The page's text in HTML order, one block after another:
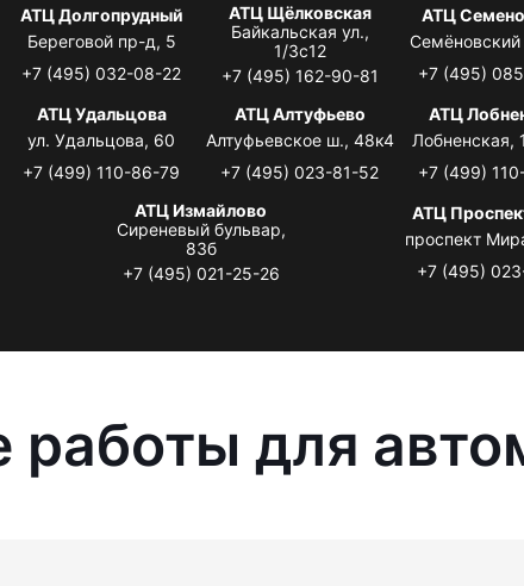
АТЦ Долгопрудный
Береговой пр-д, 5
+7 (495) 032-08-22
АТЦ Щёлковская
Байкальская ул.,
1/3с12
+7 (495) 162-90-81
АТЦ
+7 (495)
АТЦ Удальцова
ул. Удальцова, 60
+7 (499) 110-86-79
АТЦ Алтуфьево
Алтуфьевское ш., 48к4
+7 (495) 023-81-52
АТЦ
Лобненская,
+7 (499)
АТЦ Измайлово
Сиреневый бульвар,
83б
+7 (495) 021-25-26
АТЦ
проспект
+7 (495)
работы для